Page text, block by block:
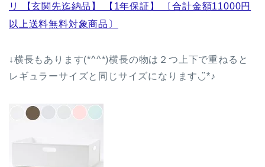
リ 【玄関先迄納品】 【1年保証】 〔合計金額11000円
以上送料無料対象商品〕
↓横長もあります(*^^*)横長の物は２つ上下で重ねると
レギュラーサイズと同じサイズになります◡̈*♪